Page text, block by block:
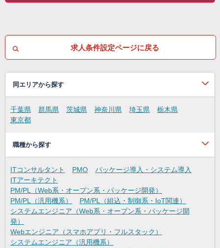
求人条件設定ページに戻る
同エリアから探す
千葉県 群馬県 茨城県 神奈川県 埼玉県
栃木県
東京都
職種から探す
ITコンサルタント PMO
パッケージ導入・システム導入
ITアーキテクト
PM/PL（Web系・オープン系・パッケージ開発）
PM/PL（汎用機系）
PM/PL（組込・制御系・IoT関連）
システムエンジニア（Web系・オープン系・パッケージ開
発）
Webエンジニア（スマホアプリ・フルスタック）
システムエンジニア（汎用機系）